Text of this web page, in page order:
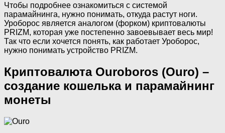
Чтобы подробнее ознакомиться с системой
парамайнинга, нужно понимать, откуда растут ноги.
Уроборос является аналогом (форком) криптовалюты
PRIZM, которая уже постепенно завоевывает весь мир!
Так что если хочется понять, как работает Уроборос,
нужно понимать устройство PRIZM.
Криптовалюта Ouroboros (Ouro) –
создание кошелька и парамайнинг
монеты